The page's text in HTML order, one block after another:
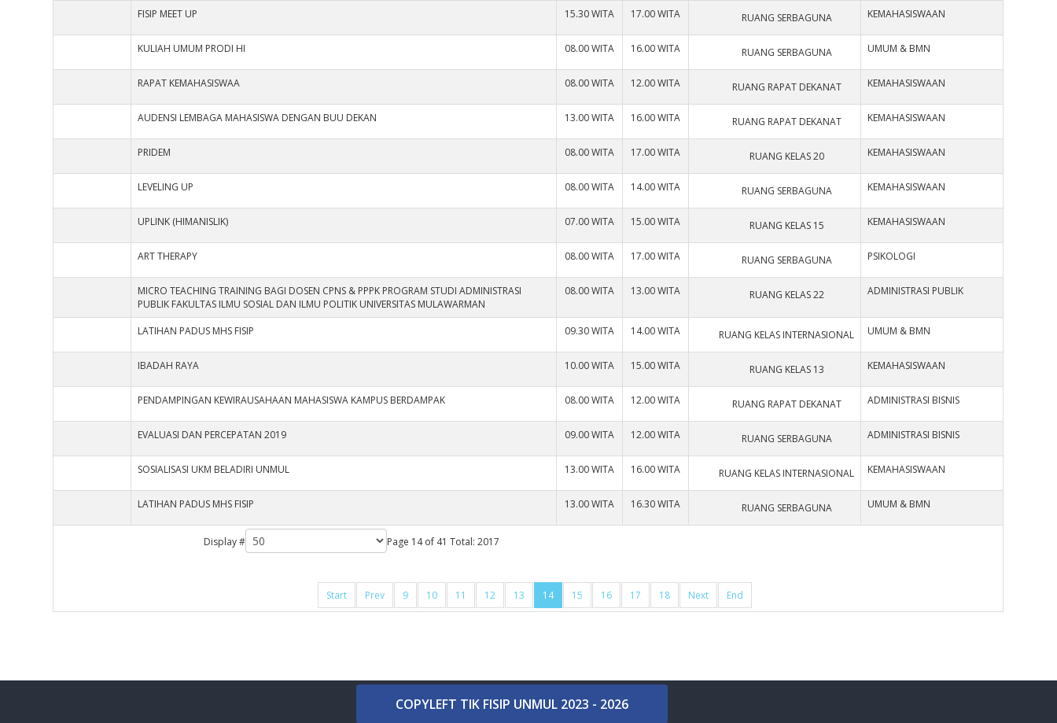
Display # Page 14 of 41 Total: 2017
Start Prev 9 10 11 12 13 14 15 16 17 18 Next End
FISIP MEET UP 15.30 WITA 17.00 WITA RUANG SERBAGUNA KEMAHASISWAAN
KULIAH UMUM PRODI HI 08.00 WITA 16.00 WITA RUANG SERBAGUNA UMUM & BMN
RAPAT KEMAHASISWAA 08.00 WITA 12.00 WITA RUANG RAPAT DEKANAT KEMAHASISWAAN
AUDENSI LEMBAGA MAHASISWA DENGAN BUU DEKAN 13.00 WITA 16.00 WITA RUANG RAPAT DEKANAT KEMAHASISWAAN
PRIDEM 08.00 WITA 17.00 WITA RUANG KELAS 20 KEMAHASISWAAN
LEVELING UP 08.00 WITA 14.00 WITA RUANG SERBAGUNA KEMAHASISWAAN
UPLINK (HIMANISLIK) 07.00 WITA 15.00 WITA RUANG KELAS 15 KEMAHASISWAAN
ART THERAPY 08.00 WITA 17.00 WITA RUANG SERBAGUNA PSIKOLOGI
MICRO TEACHING TRAINING BAGI DOSEN CPNS & PPPK PROGRAM STUDI ADMINISTRASI
PUBLIK FAKULTAS ILMU SOSIAL DAN ILMU POLITIK UNIVERSITAS MULAWARMAN
08.00 WITA 13.00 WITA RUANG KELAS 22 ADMINISTRASI PUBLIK
LATIHAN PADUS MHS FISIP 09.30 WITA 14.00 WITA RUANG KELAS INTERNASIONAL UMUM & BMN
IBADAH RAYA 10.00 WITA 15.00 WITA RUANG KELAS 13 KEMAHASISWAAN
PENDAMPINGAN KEWIRAUSAHAAN MAHASISWA KAMPUS BERDAMPAK 08.00 WITA 12.00 WITA RUANG RAPAT DEKANAT ADMINISTRASI BISNIS
EVALUASI DAN PERCEPATAN 2019 09.00 WITA 12.00 WITA RUANG SERBAGUNA ADMINISTRASI BISNIS
SOSIALISASI UKM BELADIRI UNMUL 13.00 WITA 16.00 WITA RUANG KELAS INTERNASIONAL KEMAHASISWAAN
LATIHAN PADUS MHS FISIP 13.00 WITA 16.30 WITA RUANG SERBAGUNA UMUM & BMN
COPYLEFT TIK FISIP UNMUL 2023 - 2026